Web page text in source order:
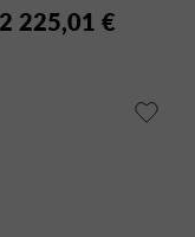
2 225,01 €